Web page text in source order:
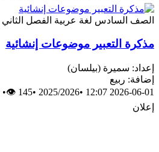
الصف السادس لغة عربية الفصل الثاني
مذكرة التعبير موضوعات إنشائية
إعداد: سميرة (بيلسان)
إضافة: ربيع
2026-06-01 12:07
•
2025/2026
•
•👁 145
إعلان